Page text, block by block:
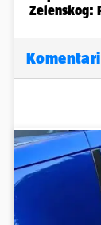
Komentari